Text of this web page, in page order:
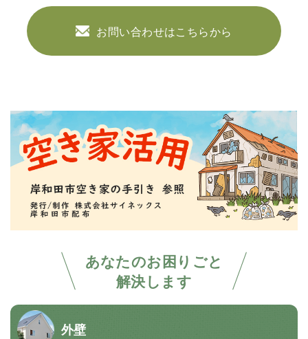
あなたのお困りごと
解決します
外壁
お問い合わせはこちらから